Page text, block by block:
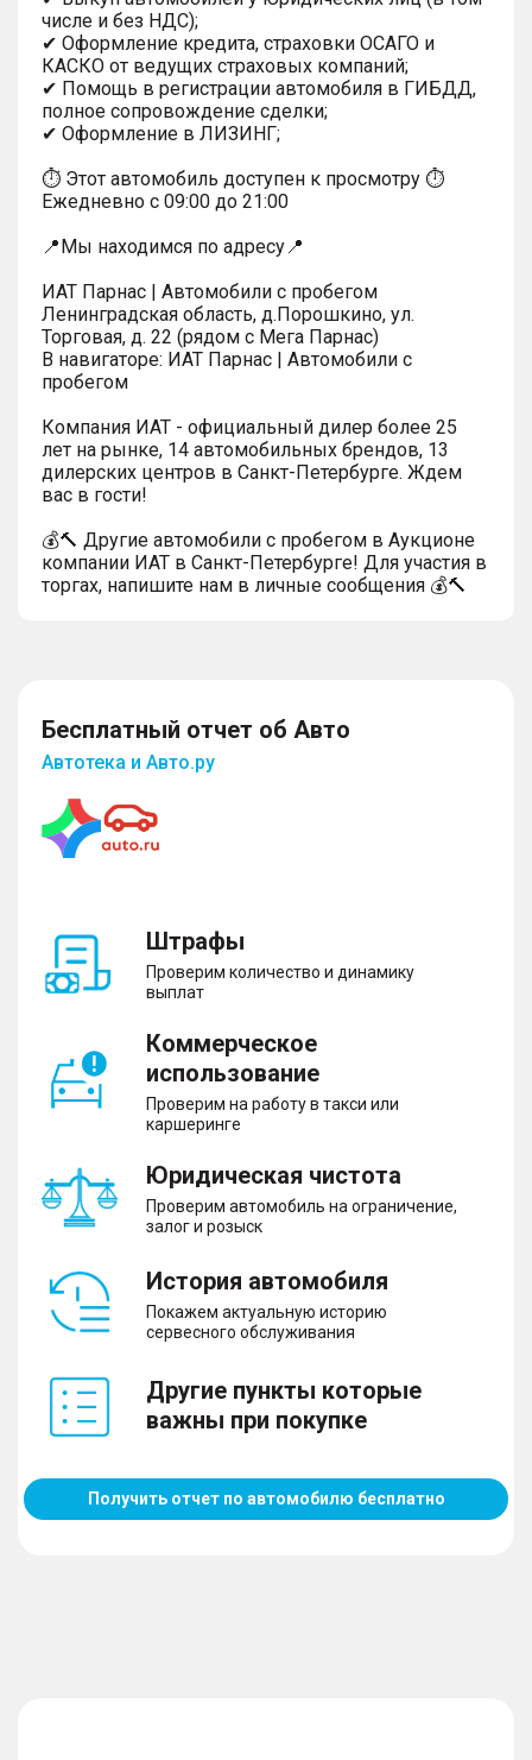
числе и без НДС);
✔ Оформление кредита, страховки ОСАГО и
КАСКО от ведущих страховых компаний;
✔ Помощь в регистрации автомобиля в ГИБДД,
полное сопровождение сделки;
✔ Оформление в ЛИЗИНГ;
⏱ Этот автомобиль доступен к просмотру ⏱
Ежедневно с 09:00 до 21:00
📍Мы находимся по адресу📍
ИАТ Парнас | Автомобили с пробегом
Ленинградская область, д.Порошкино, ул.
Торговая, д. 22 (рядом с Мега Парнас)
В навигаторе: ИАТ Парнас | Автомобили с
пробегом
Компания ИАТ - официальный дилер более 25
лет на рынке, 14 автомобильных брендов, 13
дилерских центров в Санкт-Петербурге. Ждем
вас в гости!
💰🔨 Другие автомобили с пробегом в Аукционе
компании ИАТ в Санкт-Петербурге! Для участия в
торгах, напишите нам в личные сообщения 💰🔨
Бесплатный отчет об Авто
Автотека и Авто.ру
Штрафы
Проверим количество и динамику
выплат
Коммерческое
использование
Проверим на работу в такси или
каршеринге
Юридическая чистота
Проверим автомобиль на ограничение,
залог и розыск
История автомобиля
Покажем актуальную историю
сервесного обслуживания
Другие пункты которые
важны при покупке
Получить отчет по автомобилю бесплатно